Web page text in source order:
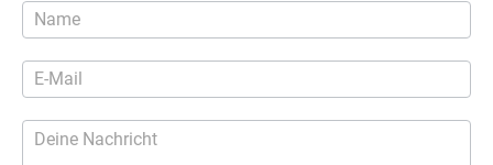
Kontaktformular